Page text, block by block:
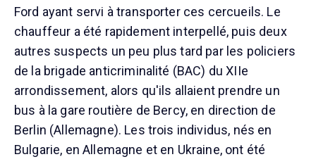
Ford ayant servi à transporter ces cercueils. Le
chauffeur a été rapidement interpellé, puis deux
autres suspects un peu plus tard par les policiers
de la brigade anticriminalité (BAC) du XIIe
arrondissement, alors qu'ils allaient prendre un
bus à la gare routière de Bercy, en direction de
Berlin (Allemagne). Les trois individus, nés en
Bulgarie, en Allemagne et en Ukraine, ont été